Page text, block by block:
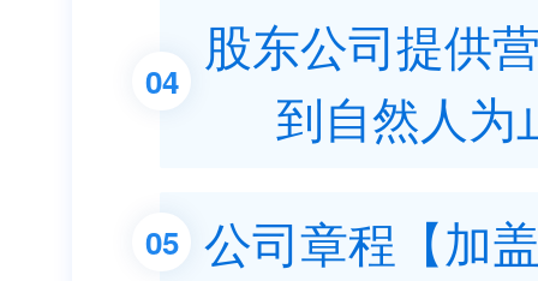
04
股东公司提供
到自然人为
05 公司章程【加